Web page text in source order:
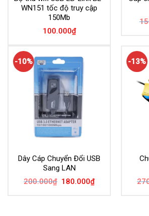
WN151 tốc độ truy cập
150Mb
100.000₫
-10%
Dây Cáp Chuyển Đổi USB
Sang LAN
200.000₫ Giá
180.000₫Giá
hiện
-13%